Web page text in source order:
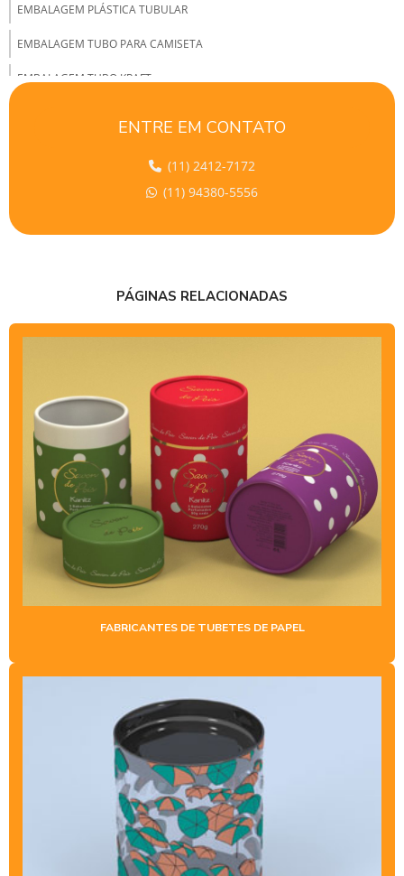
EMBALAGEM PLÁSTICA TUBULAR
EMBALAGEM TUBO PARA CAMISETA
EMBALAGEM TUBO KRAFT
EMBALAGENS TUBULARES POLIPROPILENO
FABRICA DE TUBOS DE PAPELÃO
FABRICANTES DE TUBETES DE PAPEL
FABRICANTES DE TUBETES DE PAPELÃO
FORNECEDORES DE TUBETES DE PAPELÃO
INDÚSTRIA DE TUBETES DE PAPEL
INDÚSTRIA DE TUBOS DE PAPELÕES
PORTA LAPIS DE PAPELÃO
TUBETES DE PAPELÃO
TUBETES DE PAPELÃO PREÇO
TUBETES DE PLÁSTICO
TUBO PARA ENVIO DE PÔSTER
ENTRE EM CONTATO
(11) 2412-7172
(11) 94380-5556
PÁGINAS RELACIONADAS
FABRICANTES DE TUBETES DE PAPEL